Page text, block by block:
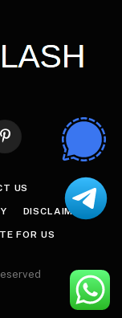
Pinterest
US
DISCLAIMER
FOR US